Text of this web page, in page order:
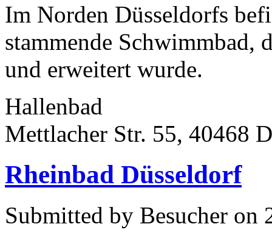
Im Norden Düsseldorfs
stammende Schwimmbad,
und erweitert wurde.
Hallenbad
Mettlacher Str. 55, 40468
Rheinbad Düsseldorf
Submitted by Besucher on